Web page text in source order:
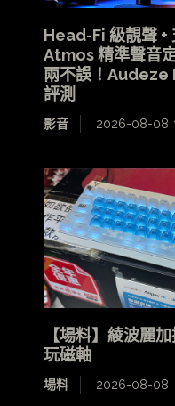
Head-Fi 級靚聲
Atmos 精準聲音
兩不誤！Audeze
評測
影音 2026-08-08
【場料】綾波麗
玩磁軸
場料 2026-08-08